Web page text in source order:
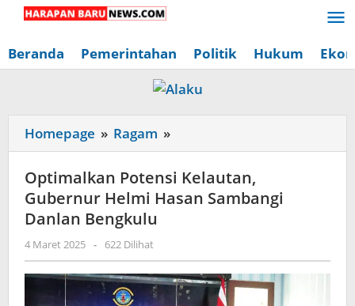
Lewati
konten
Beranda Pemerintahan Politik Hukum
Homepage » Ragam »
Potensi
Kelautan,
Gubernur
Danlan
Bengkulu
Optimalkan Potensi Kelautan,
Gubernur Helmi Hasan Sambangi
Danlan Bengkulu
4 Maret 2025 oleh
Redaksi
Harapan
Baru
News
- 622 Dilihat